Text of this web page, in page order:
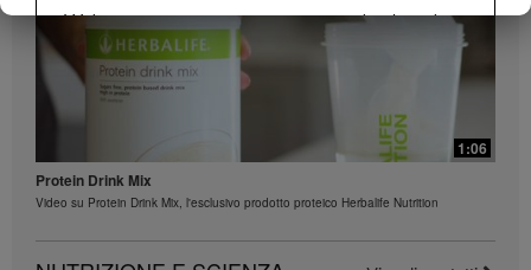
I Video possono contenere esperienze di volumi di
vendita o guadagni di Membri Herbalife che operano
in diversi livelli del Piano di Vendite e Marketing e
risiedono in Paesi diversi. Queste testimonianze di
non costituiscono una garanzia del tuo reddito né
rappresentano la norma. Per i dati più recenti di
performance economica applicabili al Paese nel quale
svolgi la tua attività, consulta Herbalife.it o
MyHerbalife.it.
Analogamente, le testimonianze relative a perdita di
1:06
Protein Drink Mix
Video su Protein Drink Mix, l'esclusivo prodotto proteico Herbalife Nutrition